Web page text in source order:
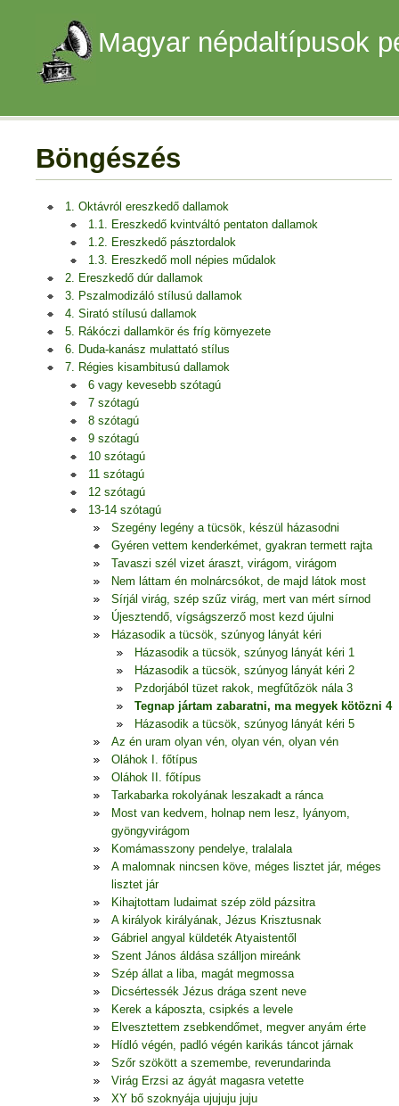
Magyar népdaltípusok
Böngészés
1. Oktávról ereszkedő dallamok
1.1. Ereszkedő kvintváltó pentaton dallamok
1.2. Ereszkedő pásztordalok
1.3. Ereszkedő moll népies műdalok
2. Ereszkedő dúr dallamok
3. Pszalmodizáló stílusú dallamok
4. Sirató stílusú dallamok
5. Rákóczi dallamkör és fríg környezete
6. Duda-kanász mulattató stílus
7. Régies kisambitusú dallamok
6 vagy kevesebb szótagú
7 szótagú
8 szótagú
9 szótagú
10 szótagú
11 szótagú
12 szótagú
13-14 szótagú
Szegény legény a tücsök, készül házasodni
Gyéren vettem kenderkémet, gyakran termett rajta
Tavaszi szél vizet áraszt, virágom, virágom
Nem láttam én molnárcsókot, de majd látok most
Sírjál virág, szép szűz virág, mert van mért sírnod
Újesztendő, vígságszerző most kezd újulni
Házasodik a tücsök, szúnyog lányát kéri
Házasodik a tücsök, szúnyog lányát kéri 1
Házasodik a tücsök, szúnyog lányát kéri 2
Pzdorjából tüzet rakok, megfűtőzök nála 3
Tegnap jártam zabaratni, ma megyek kötözni 4
Házasodik a tücsök, szúnyog lányát kéri 5
Az én uram olyan vén, olyan vén, olyan vén
Oláhok I. főtípus
Oláhok II. főtípus
Tarkabarka rokolyának leszakadt a ránca
Most van kedvem, holnap nem lesz, lyányom,
gyöngyvirágom
Komámasszony pendelye, tralalala
A malomnak nincsen köve, méges lisztet jár, méges
lisztet jár
Kihajtottam ludaimat szép zöld pázsitra
A királyok királyának, Jézus Krisztusnak
Gábriel angyal küldeték Atyaistentől
Szent János áldása szálljon mireánk
Szép állat a liba, magát megmossa
Dicsértessék Jézus drága szent neve
Kerek a káposzta, csipkés a levele
Elvesztettem zsebkendőmet, megver anyám érte
Hídló végén, padló végén karikás táncot járnak
Szőr szökött a szemembe, reverundarinda
Virág Erzsi az ágyát magasra vetette
XY bő szoknyája ujujuju juju